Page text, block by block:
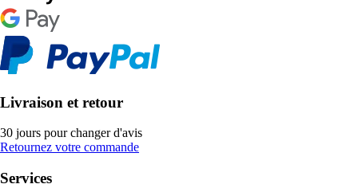
Livraison et retour
30 jours pour changer d'avis
Retournez votre commande
Services